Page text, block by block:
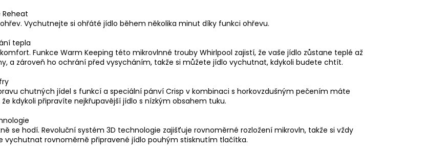
Reheat
Vychutnejte si ohřáté jídlo během několika minut díky funkci ohřevu.
tepla
Funkce Warm Keeping této mikrovlnné trouby Whirlpool zajistí, že vaše jídlo zůstane teplé až
a zároveň ho ochrání před vysycháním, takže si můžete jídlo vychutnat, kdykoli budete chtít.
chutných jídel s funkcí a speciální pánví Crisp v kombinaci s horkovzdušným pečením máte
že kdykoli připravíte nejkřupavější jídlo s nízkým obsahem tuku.
se hodí. Revoluční systém 3D technologie zajišťuje rovnoměrné rozložení mikrovln, takže si vždy
vychutnat rovnoměrně připravené jídlo pouhým stisknutím tlačítka.